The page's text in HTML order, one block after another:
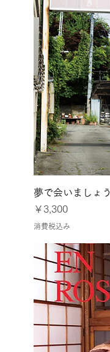
夢で会いましょう
価格
￥3,300
消費税込み